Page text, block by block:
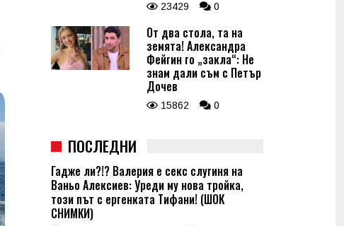
23429 0
От два стола, та на
земята! Александра
Фейгин го „закла“: Не
знам дали съм с Петър
Дочев
15862 0
ПОСЛЕДНИ
Гадже ли?!? Валерия е секс слугиня на
Ваньо Алексиев: Уреди му нова тройка,
този път с ергенката Тифани! (ШОК
СНИМКИ)